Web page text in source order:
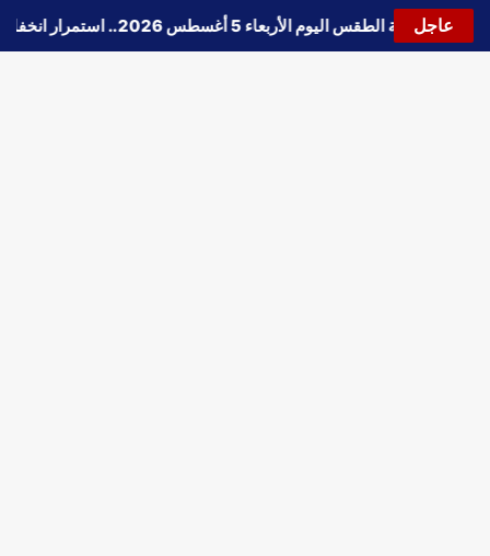
عاجل 🔵حالة الطقس اليوم الأربعاء 5 أغسطس 2026.. استمرار انخفاض الحرارة وتحذيرات من الشبورة واضطراب الملاحة